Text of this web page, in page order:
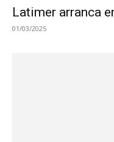
Latimer arranca
01/03/2025